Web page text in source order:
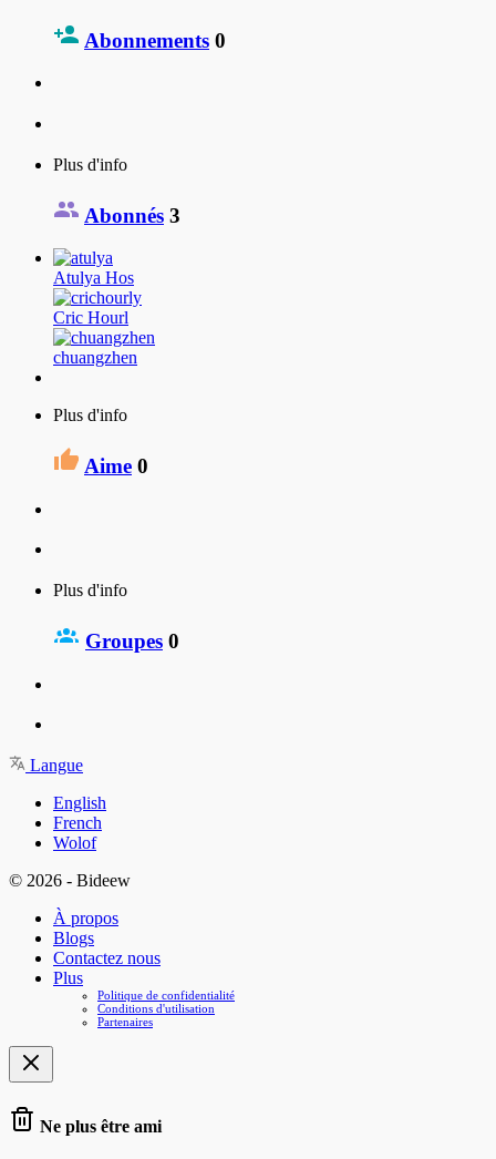
Abonnements 0
Plus d'info
Abonnés 3
Atulya Hos
Cric Hourl
chuangzhen
Plus d'info
Aime 0
Plus d'info
Groupes 0
Langue
English
French
Wolof
© 2026 - Bideew
À propos
Blogs
Contactez nous
Plus
Politique de confidentialité
Conditions d'utilisation
Partenaires
Ne plus être ami